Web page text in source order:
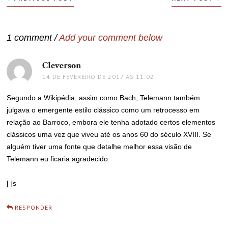
de
1 comment /Add your comment below
Cleverson
14 DE FEVEREIRO DE 2017 ÀS 11:02
Segundo a Wikipédia, assim como Bach, Telemann também
julgava o emergente estilo clássico como um retrocesso em
relação ao Barroco, embora ele tenha adotado certos elementos
clássicos uma vez que viveu até os anos 60 do século XVIII. Se
alguém tiver uma fonte que detalhe melhor essa visão de
Telemann eu ficaria agradecido.
[ ]s
RESPONDER